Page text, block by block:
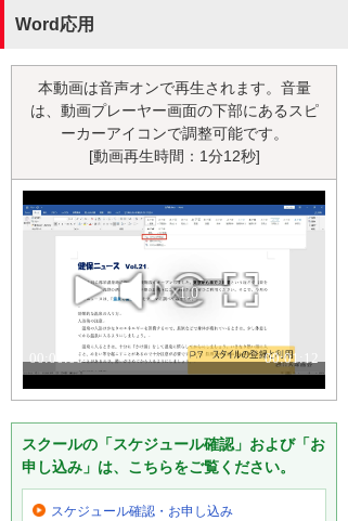
Word応用
本動画は音声オンで再生されます。音量
は、動画プレーヤー画面の下部にあるスピ
ーカーアイコンで調整可能です。
[動画再生時間：1分12秒]
スクールの「スケジュール確認」および「お
申し込み」は、こちらをご覧ください。
スケジュール確認・ お申し込み